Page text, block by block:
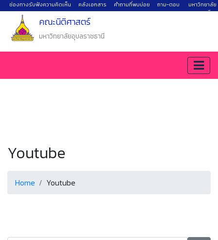
ช่องทางรับฟังความคิดเห็น คลังเอกสาร คำถามที่พบบ่อย ถาม-ตอบ
มหาวิทยาลัย
อุบลราชธานี
คณะนิติศาสตร์
มหาวิทยาลัยอุบลราชธานี
Youtube
Home Youtube